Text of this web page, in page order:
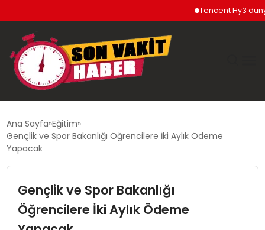
Tencent Hy3 dünya
SIYASET
EKONOMI
Ana Sayfa Eğitim
Gençlik ve Spor Bakanlığı Öğrencilere İki Aylık Ödeme
Yapacak
Gençlik ve Spor Bakanlığı
Öğrencilere İki Aylık Ödeme